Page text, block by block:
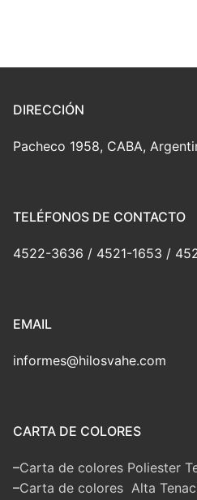
DIRECCIÓN
Pacheco 1958, CABA,
TELÉFONOS DE CONTACTO
4522-3636 / 4521-1653 /
EMAIL
informes@hilosvahe.com
CARTA DE COLORES
–Carta de colores Poliester
–Carta de colores Alta